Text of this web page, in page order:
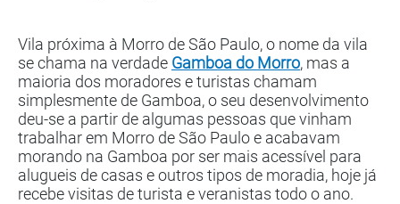
Vila próxima à Morro de São Paulo, o nome da vila
se chama na verdade Gamboa do Morro, mas a
maioria dos moradores e turistas chamam
simplesmente de Gamboa, o seu desenvolvimento
deu-se a partir de algumas pessoas que vinham
trabalhar em Morro de São Paulo e acabavam
morando na Gamboa por ser mais acessível para
alugueis de casas e outros tipos de moradia, hoje já
recebe visitas de turista e veranistas todo o ano.